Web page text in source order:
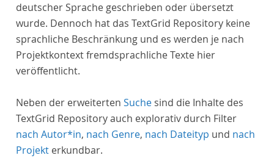
deutscher Sprache geschrieben oder übersetzt
wurde. Dennoch hat das TextGrid Repository keine
sprachliche Beschränkung und es werden je nach
Projektkontext fremdsprachliche Texte hier
veröffentlicht.
Neben der erweiterten Suche sind die Inhalte des
TextGrid Repository auch explorativ durch Filter
nach Autor*in, nach Genre, nach Dateityp und nach
Projekt erkundbar.